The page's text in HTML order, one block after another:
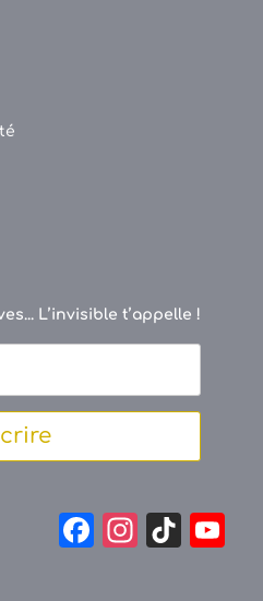
L’invisible t’appelle !
F
In Ti